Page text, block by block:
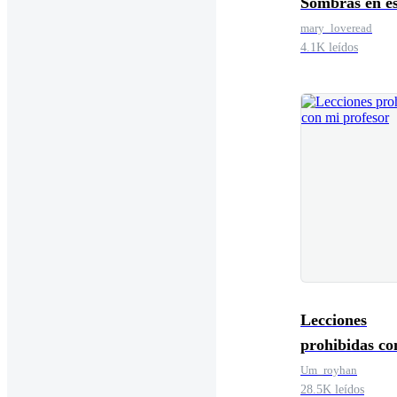
mary_loveread
4.1K leídos
Lecciones
prohibidas
profesor
Um_royhan
28.5K leídos